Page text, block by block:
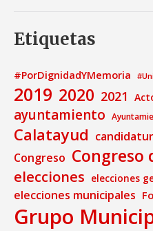
Etiquetas
#PorDignidadYMemoria
2019 2020 2021
ayuntamiento
Calatayud
Congreso Congreso
elecciones elecciones
elecciones municipales
Grupo